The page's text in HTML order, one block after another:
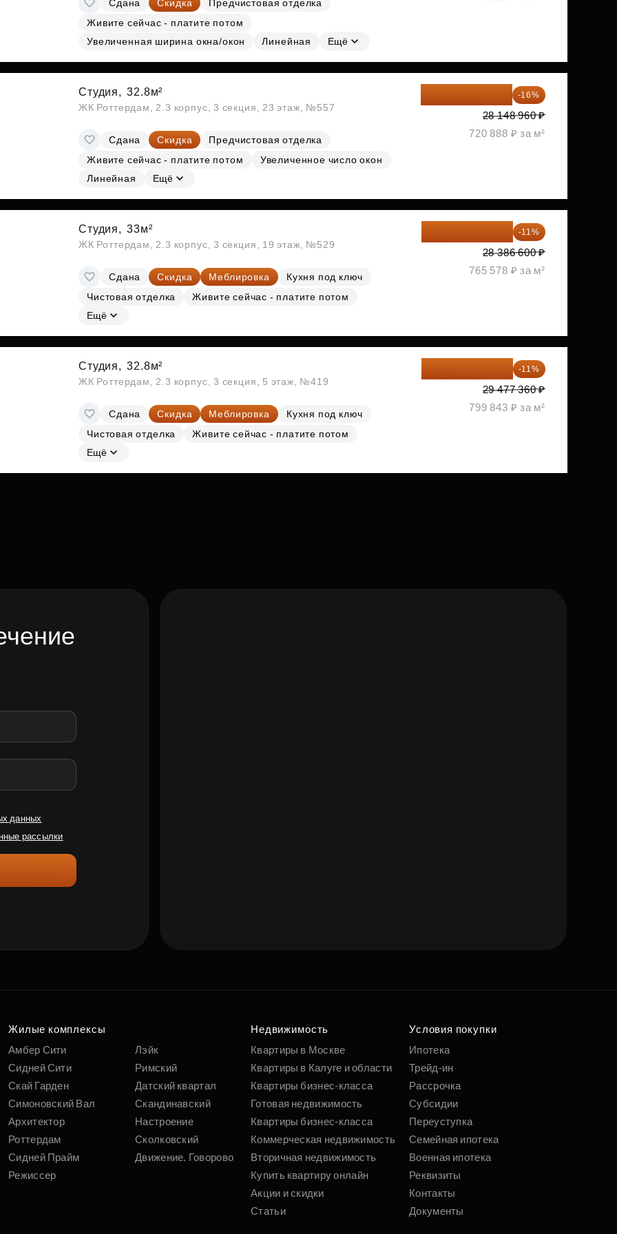
Субсидии
Сдана Скидка
Предчистовая отделка
Живите сейчас - платите потом
Увеличенная ширина окна/окон
Линейная Ещё
Студия, 32.8м²
ЖК Роттердам, 2.3 корпус, 3 секция, 23 этаж, №557
Сдана Скидка
Предчистовая отделка
Живите сейчас - платите потом
Увеличенное число окон
Линейная
Ещё
-16%
28 148 960 ₽
720 888 ₽ за м²
Студия, 33м²
ЖК Роттердам, 2.3 корпус, 3 секция, 19 этаж, №529
Сдана Скидка Меблировка
Кухня под ключ
Чистовая отделка
Живите сейчас - платите потом
Ещё
-11%
28 386 600 ₽
765 578 ₽ за м²
Студия, 32.8м²
ЖК Роттердам, 2.3 корпус, 3 секция, 5 этаж, №419
Сдана Скидка Меблировка
Кухня под ключ
Чистовая отделка
Живите сейчас - платите потом
Ещё
-11%
29 477 360 ₽
799 843 ₽ за м²
данных
рассылки
Жилые комплексы
Амбер Сити
Сидней Сити
Скай Гарден
Симоновский Вал
Архитектор
Роттердам
Сидней Прайм
Режиссер
Лэйк
Римский
Датский квартал
Скандинавский
Настроение
Сколковский
Движение. Говорово
Недвижимость
Квартиры в Москве
Квартиры в Калуге и области
Квартиры бизнес-класса
Готовая недвижимость
Квартиры бизнес-класса
Коммерческая недвижимость
Вторичная недвижимость
Купить квартиру онлайн
Акции и скидки
Статьи
Условия покупки
Ипотека
Трейд-ин
Рассрочка
Субсидии
Переуступка
Семейная ипотека
Военная ипотека
Реквизиты
Контакты
Документы